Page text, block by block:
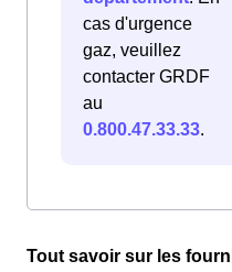
cas d'urgence
gaz, veuillez
contacter GRDF
au
0.800.47.33.33.
Tout savoir sur les